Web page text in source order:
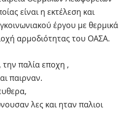
είναι η εκτέλεση και
έργου με θερμικά
αρμοδιότητας του ΟΑΣΑ.
παλία εποχη ,
παιρναν.
λες και ηταν παλιοι